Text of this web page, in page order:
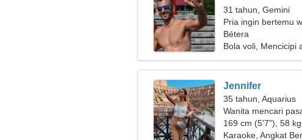
31 tahun, Gemini
Pria ingin bertemu
Bétera
Bola voli, Mencicipi
Jennifer
35 tahun, Aquarius
Wanita mencari
169 cm (5'7"), 58
Karaoke, Angkat